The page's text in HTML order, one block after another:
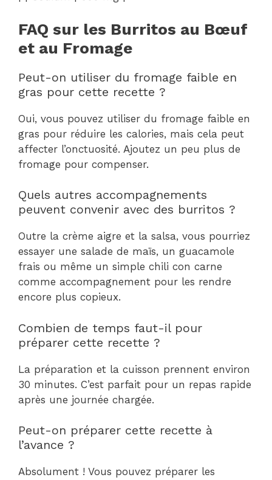
FAQ sur les Burritos au Bœuf
et au Fromage
Peut-on utiliser du fromage faible en
gras pour cette recette ?
Oui, vous pouvez utiliser du fromage faible en
gras pour réduire les calories, mais cela peut
affecter l’onctuosité. Ajoutez un peu plus de
fromage pour compenser.
Quels autres accompagnements
peuvent convenir avec des burritos ?
Outre la crème aigre et la salsa, vous pourriez
essayer une salade de maïs, un guacamole
frais ou même un simple chili con carne
comme accompagnement pour les rendre
encore plus copieux.
Combien de temps faut-il pour
préparer cette recette ?
La préparation et la cuisson prennent environ
30 minutes. C’est parfait pour un repas rapide
après une journée chargée.
Peut-on préparer cette recette à
l’avance ?
Absolument ! Vous pouvez préparer les